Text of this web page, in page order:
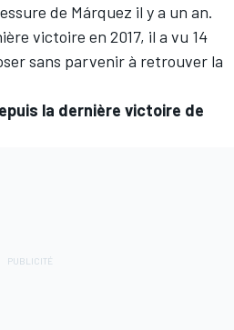
de Márquez il y a un an.
victoire en 2017, il a vu 14
sans parvenir à retrouver la
la dernière victoire de